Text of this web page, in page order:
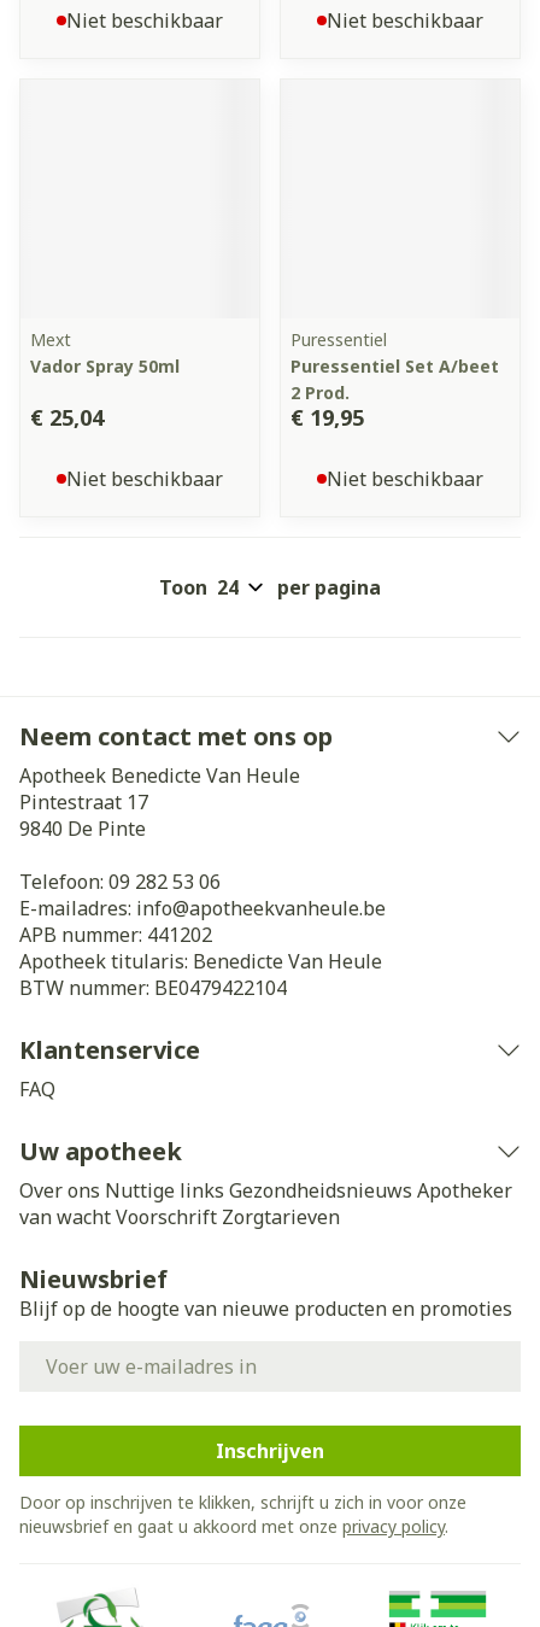
Niet beschikbaar Niet beschikbaar
Mext
Vador Spray 50ml
€ 25,04
Niet beschikbaar
Puressentiel
Puressentiel Set A/beet
2 Prod.
€ 19,95
Niet beschikbaar
Toon per pagina
Neem contact met ons op
Apotheek Benedicte Van Heule
Pintestraat 17
9840 De Pinte
Telefoon: 09 282 53 06
E-mailadres: info@apotheekvanheule.be
APB nummer: 441202
Apotheek titularis: Benedicte Van Heule
BTW nummer: BE0479422104
Klantenservice
FAQ
Uw apotheek
Over ons Nuttige links Gezondheidsnieuws Apotheker
van wachtVoorschrift Zorgtarieven
Nieuwsbrief
Blijf op de hoogte van nieuwe producten en promoties
Inschrijven
Door op inschrijven te klikken, schrijft u zich in voor onze
nieuwsbrief en gaat u akkoord met onze privacy policy.